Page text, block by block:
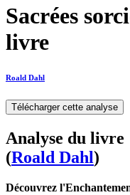
Sacrées
livre
Roald Dahl
Télécharger cette analyse
Analyse du livre
(Roald Dahl)
Découvrez